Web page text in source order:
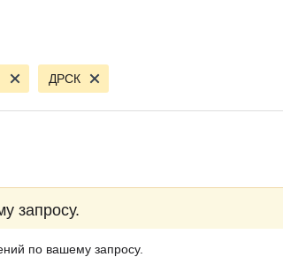
ДРСК
запросу.
по вашему запросу.